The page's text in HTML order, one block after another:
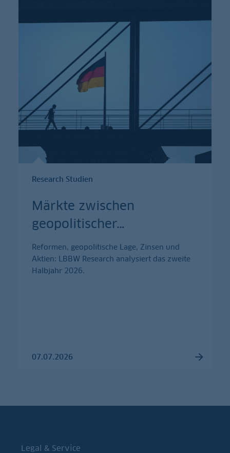
Research Studien
Märkte zwischen
geopolitischer…
Reformen, geopolitische Lage, Zinsen und
Aktien: LBBW Research analysiert das zweite
Halbjahr 2026.
07.07.2026
Legal & Service